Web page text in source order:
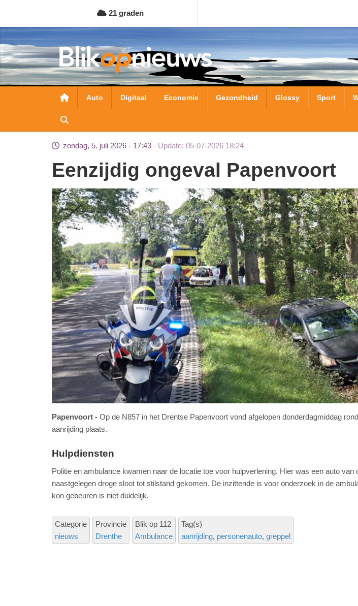
naar
de
inhoud
gaan
21 graden
Hoofdnavigatie
Auto Digitaal Economie Gezondheid Glossy Sport
zondag, 5. juli 2026 - 17:43 Update: 05-07-2026 18:24
Eenzijdig ongeval Papenvoort
Papenvoort
Op de N857 in het Drentse Papenvoort vond afgelopen donderdagmiddag
aanrijding plaats.
Hulpdiensten
Politie en ambulance kwamen naar de locatie toe voor hulpverlening. Hier was een auto van
naastgelegen droge sloot tot stilstand gekomen. De inzittende is voor onderzoek in de
kon gebeuren is niet duidelijk.
Categorie
nieuws
Provincie
Drenthe
Blik op 112
Ambulance
Tag(s)
aanrijding personenauto greppel